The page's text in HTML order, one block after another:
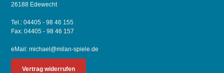
26188 Edewecht
Tel.: 04405 - 98 46 155
Fax: 04405 - 98 46 157
eMail:michael@milan-spiele.de
Vertrag widerrufen